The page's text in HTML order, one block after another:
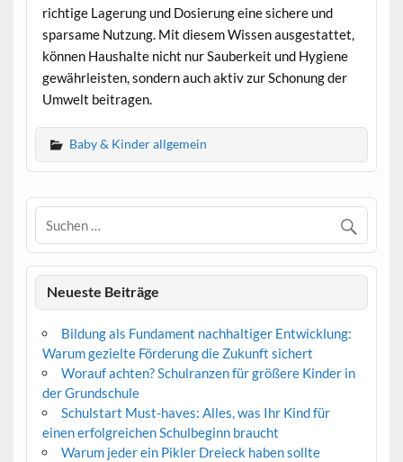
richtige Lagerung und Dosierung eine sichere und
sparsame Nutzung. Mit diesem Wissen ausgestattet,
können Haushalte nicht nur Sauberkeit und Hygiene
gewährleisten, sondern auch aktiv zur Schonung der
Umwelt beitragen.
Baby & Kinder allgemein
Neueste Beiträge
Bildung als Fundament nachhaltiger Entwicklung:
Warum gezielte Förderung die Zukunft sichert
Worauf achten? Schulranzen für größere Kinder in
der Grundschule
Schulstart Must-haves: Alles, was Ihr Kind für
einen erfolgreichen Schulbeginn braucht
Warum jeder ein Pikler Dreieck haben sollte